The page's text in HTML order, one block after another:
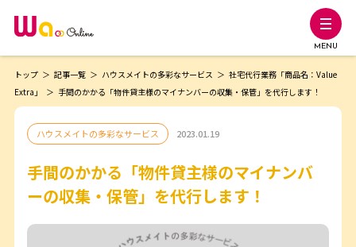
MENU
トップ 記事一覧 ハウスメイトの多彩なサービス
社宅代行業務「商品名：Value
Extra」
手間のかかる「物件貸主様のマイナンバーの収集・保管」を代行します！
ハウスメイトの多彩なサービス 2023.01.19
手間のかかる「物件貸主様のマイナンバ
ーの収集・保管」を代行します！